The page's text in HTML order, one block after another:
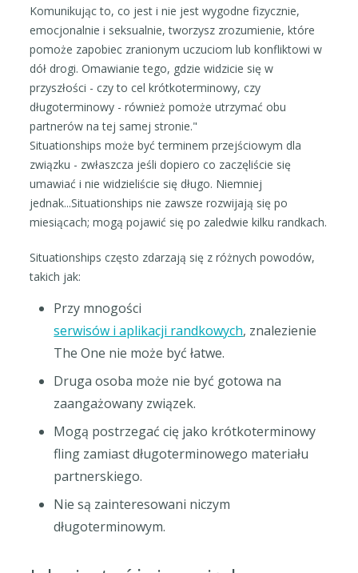
Komunikując to, co jest i nie jest wygodne fizycznie,
emocjonalnie i seksualnie, tworzysz zrozumienie, które
pomoże zapobiec zranionym uczuciom lub konfliktowi w
dół drogi. Omawianie tego, gdzie widzicie się w
przyszłości - czy to cel krótkoterminowy, czy
długoterminowy - również pomoże utrzymać obu
partnerów na tej samej stronie."
Situationships może być terminem przejściowym dla
związku - zwłaszcza jeśli dopiero co zaczęliście się
umawiać i nie widzieliście się długo. Niemniej
jednak...Situationships nie zawsze rozwijają się po
miesiącach; mogą pojawić się po zaledwie kilku randkach.
Situationships często zdarzają się z różnych powodów,
takich jak:
Przy mnogości
serwisów i aplikacji randkowych, znalezienie
The One nie może być łatwe.
Druga osoba może nie być gotowa na
zaangażowany związek.
Mogą postrzegać cię jako krótkoterminowy
fling zamiast długoterminowego materiału
partnerskiego.
Nie są zainteresowani niczym
długoterminowym.